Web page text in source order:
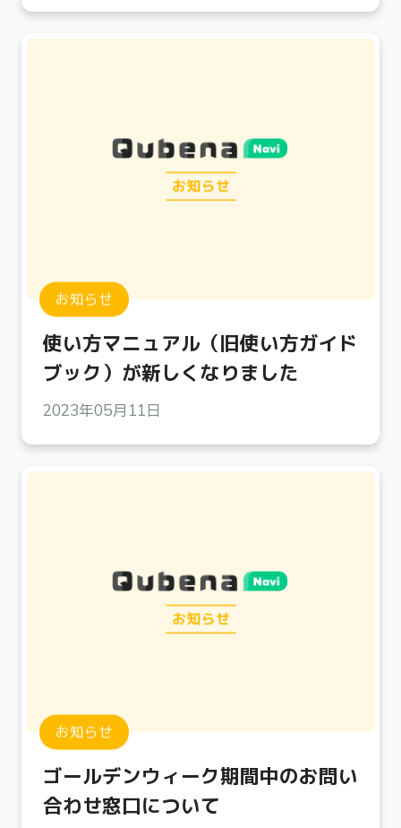
お知らせ
使い方マニュアル（旧使い方ガイド
ブック）が新しくなりました
2023年05月11日
お知らせ
ゴールデンウィーク期間中のお問い
合わせ窓口について